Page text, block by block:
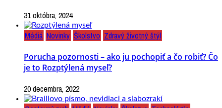
31 októbra, 2024
Médiá Novinky Školstvo Zdravý životný štýl
Porucha pozornosti – ako ju pochopiť a čo robiť? Čo
je to Rozptýlená myseľ?
20 decembra, 2022